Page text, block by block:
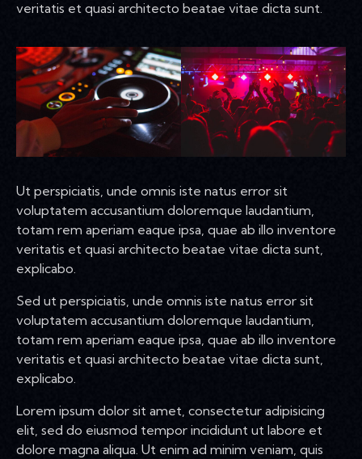
veritatis et quasi architecto beatae vitae dicta sunt.
Ut perspiciatis, unde omnis iste natus error sit
voluptatem accusantium doloremque laudantium,
totam rem aperiam eaque ipsa, quae ab illo inventore
veritatis et quasi architecto beatae vitae dicta sunt,
explicabo.
Sed ut perspiciatis, unde omnis iste natus error sit
voluptatem accusantium doloremque laudantium,
totam rem aperiam eaque ipsa, quae ab illo inventore
veritatis et quasi architecto beatae vitae dicta sunt,
explicabo.
Lorem ipsum dolor sit amet, consectetur adipisicing
elit, sed do eiusmod tempor incididunt ut labore et
dolore magna aliqua. Ut enim ad minim veniam, quis